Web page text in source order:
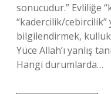
sonucudur.” Evliliğe
“kadercilik/cebircilik”
bilgilendirmek,
Yüce Allah’ı yanlış
Hangi durumlarda…